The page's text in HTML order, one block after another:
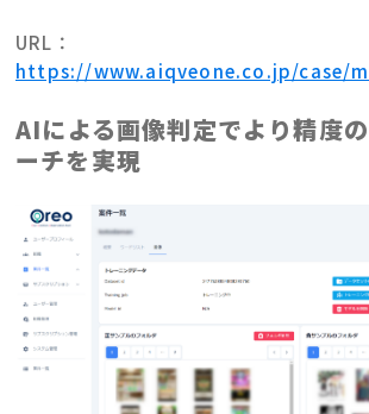
URL：
https://www.aiqveone.co.jp/case/
AIによる画像判定でより精度
ーチを実現